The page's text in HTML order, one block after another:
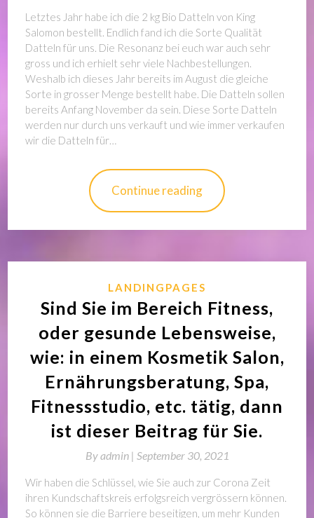
Letztes Jahr habe ich die 2 kg Bio Datteln von King
Salomon bestellt. Endlich fand ich die Sorte Qualität
Datteln für uns. Die Resonanz bei euch war auch sehr
gross und ich erhielt sehr viele Nachbestellungen.
Weshalb ich dieses Jahr bereits im August die gleiche
Sorte in grosser Menge bestellt habe. Die Datteln sollen
bereits Anfang November da sein. Diese Sorte Datteln
werden nur durch uns verkauft und wie immer verkaufen
wir die Datteln für…
Continue reading
LANDINGPAGES
Sind Sie im Bereich Fitness,
oder gesunde Lebensweise,
wie: in einem Kosmetik Salon,
Ernährungsberatung, Spa,
Fitnessstudio, etc. tätig, dann
ist dieser Beitrag für Sie.
Byadmin | September 30, 2021
Wir haben die Schlüssel, wie Sie auch zur Corona Zeit
ihren Kundschaftskreis erfolgsreich vergrössern können.
So können sie die Barriere beseitigen, um mehr Kunden